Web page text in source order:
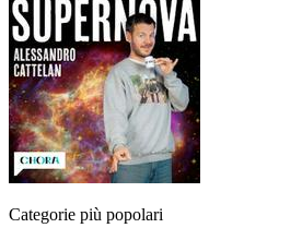
Categorie più popolari